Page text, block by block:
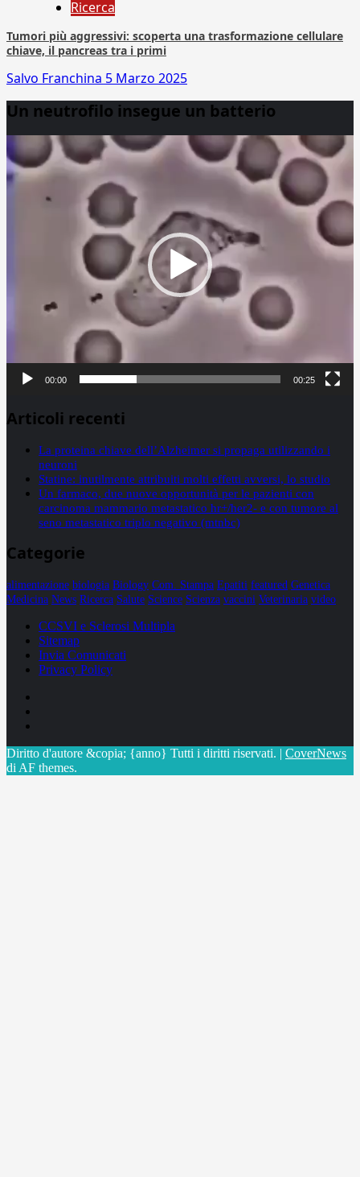
Ricerca
Tumori più aggressivi: scoperta una trasformazione cellulare
chiave, il pancreas tra i primi
Salvo Franchina 5 Marzo 2025
Un neutrofilo insegue un batterio
Player
00:00 00:25
Articoli recenti
La proteina chiave dell’Alzheimer si propaga utilizzando i
neuroni
Statine: inutilmente attribuiti molti effetti avversi, lo studio
Un farmaco, due nuove opportunità per le pazienti con
carcinoma mammario metastatico hr+/her2- e con tumore al
seno metastatico triplo negativo (mtnbc)
Categorie
alimentazione biologia Biology Com. Stampa Epatiti featured Genetica
Medicina News Ricerca Salute Science Scienza vaccini Veterinaria video
CCSVI e Sclerosi Multipla
Sitemap
Invia Comunicati
Privacy Policy
Diritto d'autore &copia; {anno} Tutti i diritti riservati. | CoverNews
di AF themes.